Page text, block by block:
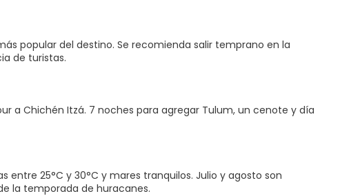
popular del destino. Se recomienda salir temprano en la
de turistas.
a Chichén Itzá. 7 noches para agregar Tulum, un cenote y día
25°C y 30°C y mares tranquilos. Julio y agosto son
la temporada de huracanes.